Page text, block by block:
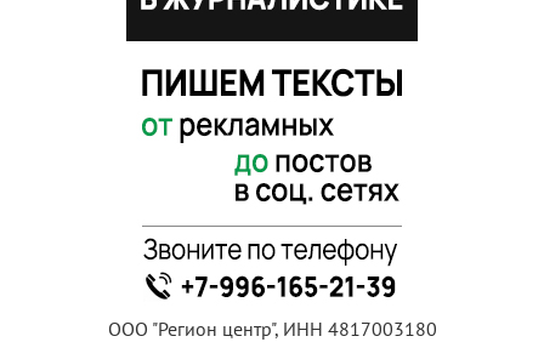
ООО "Регион центр", ИНН 4817003180